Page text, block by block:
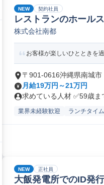
NEW 契約社員
レストランのホール
株式会社南都
お客様が楽しいひとときを
〒901-0616沖縄県南城市
月給19万円～21万円
求めている人材 ✅59歳
業界未経験歓迎 ランチタイム
NEW 正社員
大飯発電所でのID発